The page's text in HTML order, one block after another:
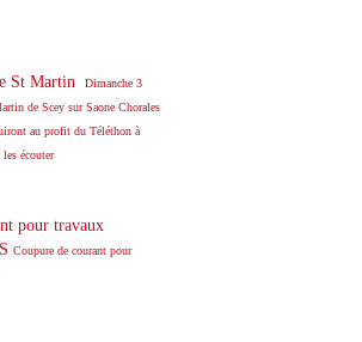
St Martin
Dimanche 3
de Scey sur Saone Chorales
au profit du Téléthon à
écouter
pour travaux
Coupure de courant pour